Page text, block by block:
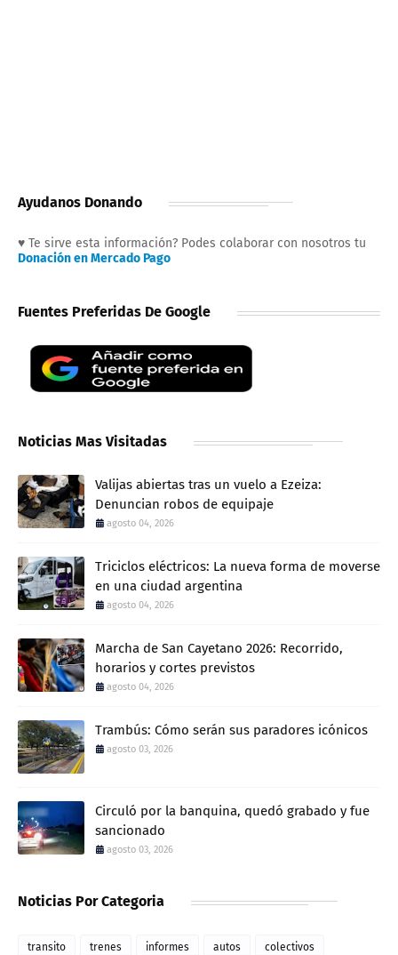
Ayudanos Donando
♥ Te sirve esta información? Podes colaborar con nosotros tu
Donación en Mercado Pago
Fuentes Preferidas De Google
Noticias Mas Visitadas
Valijas abiertas tras un vuelo a Ezeiza:
Denuncian robos de equipaje
agosto 04, 2026
Triciclos eléctricos: La nueva forma de moverse
en una ciudad argentina
agosto 04, 2026
Marcha de San Cayetano 2026: Recorrido,
horarios y cortes previstos
agosto 04, 2026
Trambús: Cómo serán sus paradores icónicos
agosto 03, 2026
Circuló por la banquina, quedó grabado y fue
sancionado
agosto 03, 2026
Noticias Por Categoria
transito trenes informes autos colectivos